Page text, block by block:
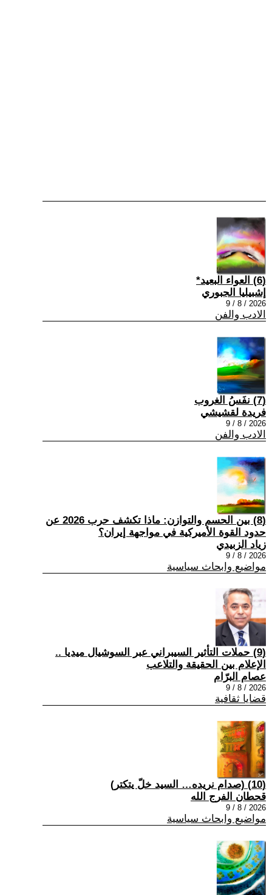
(6) العواء البعيد*
إشبيليا الجبوري
2026 / 8 / 9
الادب والفن
(7) نفَسُ الغروب
فريدة لقشيشي
2026 / 8 / 9
الادب والفن
(8) بين الحسم والتوازن: ماذا تكشف حرب 2026 عن
حدود القوة الأميركية في مواجهة إيران؟
زياد الزبيدي
2026 / 8 / 9
مواضيع وابحاث سياسية
(9) حملات التأثير السيبراني عبر السوشيال ميديا ..
الإعلام بين الحقيقة والتلاعب
عصام البرّام
2026 / 8 / 9
قضايا ثقافية
(10) (صدام نريده… السيد خلّ يتكتر)
قحطان الفرج الله
2026 / 8 / 9
مواضيع وابحاث سياسية